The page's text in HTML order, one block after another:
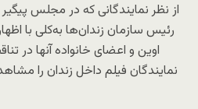
از نظر نمایندگانی که در مجلس
اوین و اعضای خانواده آنها در
نمایندگان فیلم داخل زندان را